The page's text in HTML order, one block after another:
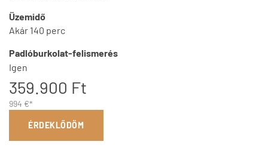
Üzemidő
Akár 140 perc
Padlóburkolat-felismerés
Igen
359.900 Ft
994 €*
ÉRDEKLŐDÖM